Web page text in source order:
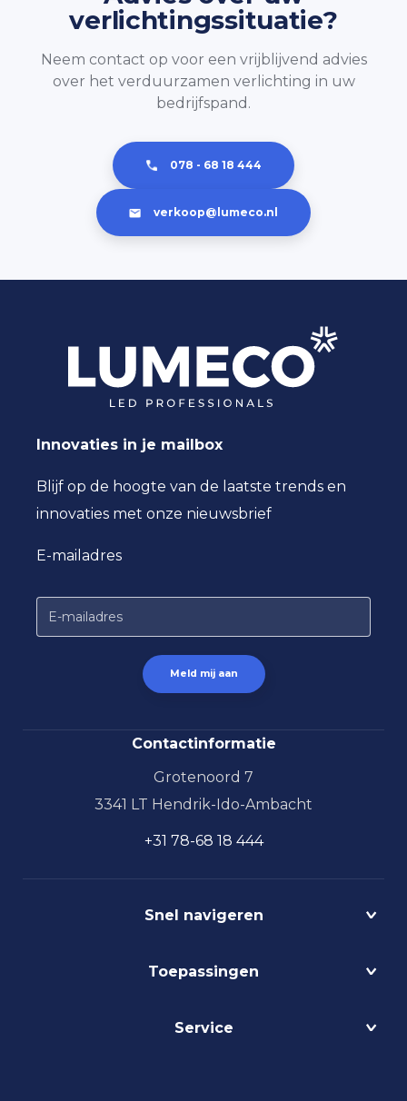
verlichtingssituatie?
Neem contact op voor een vrijblijvend advies
over het verduurzamen verlichting in uw
bedrijfspand.
078 - 68 18 444
verkoop@lumeco.nl
Innovaties in je mailbox
Blijf op de hoogte van de laatste trends en
innovaties met onze nieuwsbrief
E-mailadres
Contactinformatie
Grotenoord 7
3341 LT Hendrik-Ido-Ambacht
+31 78-68 18 444
Snel navigeren
Circulair
Lichtmanagement
Toepassingen
Kantoorverlichting
Service